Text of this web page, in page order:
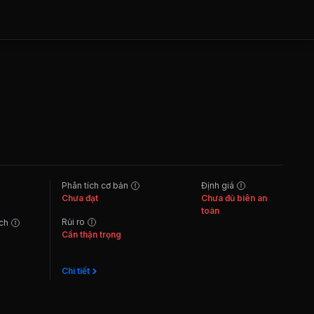
Phân tích cơ bản
Chưa đạt
Rủi ro
Cần thận trọng
Chi tiết
Định giá
Chưa đủ biên an
toàn